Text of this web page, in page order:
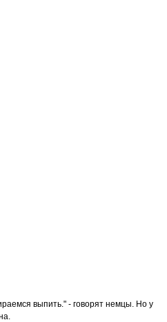
выпить." - говорят немцы. Но у